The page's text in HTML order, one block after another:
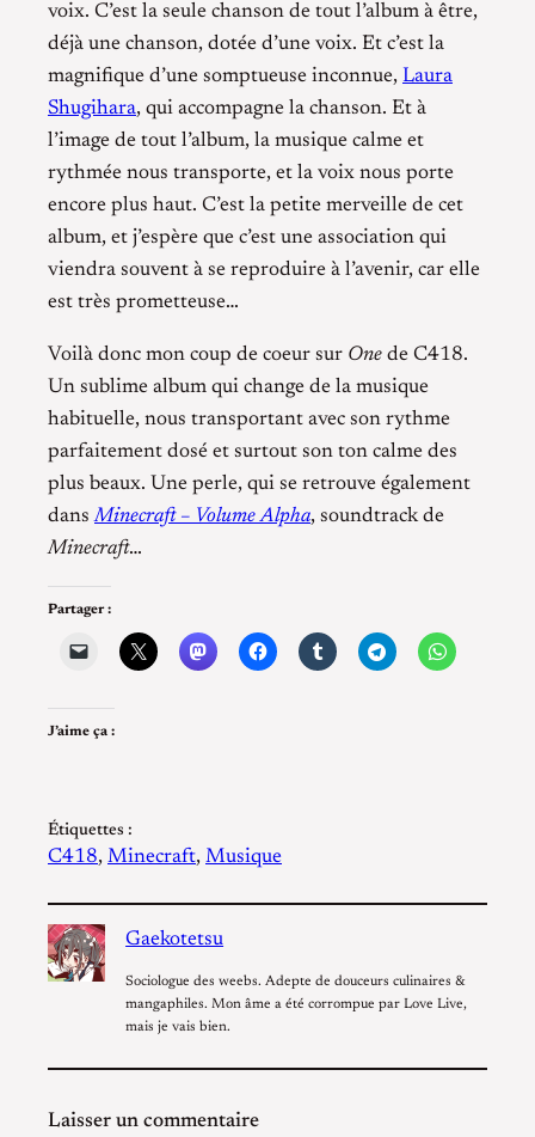
voix. C’est la seule chanson de tout l’album à être,
déjà une chanson, dotée d’une voix. Et c’est la
magnifique d’une somptueuse inconnue, Laura
Shugihara, qui accompagne la chanson. Et à
l’image de tout l’album, la musique calme et
rythmée nous transporte, et la voix nous porte
encore plus haut. C’est la petite merveille de cet
album, et j’espère que c’est une association qui
viendra souvent à se reproduire à l’avenir, car elle
est très prometteuse…
Voilà donc mon coup de coeur sur One de C418.
Un sublime album qui change de la musique
habituelle, nous transportant avec son rythme
parfaitement dosé et surtout son ton calme des
plus beaux. Une perle, qui se retrouve également
dansMinecraft – Volume Alpha, soundtrack de
Minecraft…
Partager :
J’aime ça :
Étiquettes :
C418, Minecraft, Musique
Gaekotetsu
Sociologue des weebs. Adepte de douceurs culinaires &
mangaphiles. Mon âme a été corrompue par Love Live,
mais je vais bien.
Laisser un commentaire